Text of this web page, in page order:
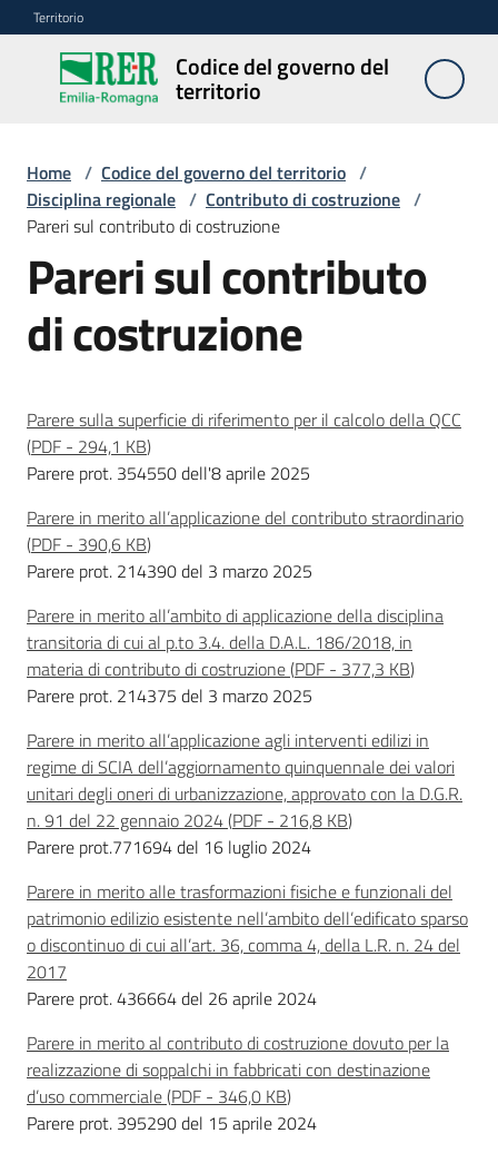
Vai al contenuto
Vai alla navigazione
Vai al footer
Territorio
Codice del governo del
territorio
Codice
del
del
territorio
Modulistica
edilizia
l
c
o
l
a
t
r
e
d
e
c
o
n
t
r
i
b
u
t
o
i
c
o
s
Home / Codice del governo del territorio /
Disciplina regionale / Contributo di costruzione /
Pareri sul contributo di costruzione
Pareri sul contributo
di costruzione
Parere sulla superficie di riferimento per il calcolo della QCC
(PDF - 294,1 KB)
Parere prot. 354550 dell'8 aprile 2025
Parere in merito all’applicazione del contributo straordinario
(PDF - 390,6 KB)
Parere prot. 214390 del 3 marzo 2025
Parere in merito all’ambito di applicazione della disciplina
transitoria di cui al p.to 3.4. della D.A.L. 186/2018, in
materia di contributo di costruzione(PDF - 377,3 KB)
Parere prot. 214375 del 3 marzo 2025
Parere in merito all’applicazione agli interventi edilizi in
regime di SCIA dell’aggiornamento quinquennale dei valori
unitari degli oneri di urbanizzazione, approvato con la D.G.R.
n. 91 del 22 gennaio 2024(PDF - 216,8 KB)
Parere prot.771694 del 16 luglio 2024
Parere in merito alle trasformazioni fisiche e funzionali del
patrimonio edilizio esistente nell’ambito dell’edificato sparso
o discontinuo di cui all’art. 36, comma 4, della L.R. n. 24 del
2017
Parere prot. 436664 del 26 aprile 2024
Parere in merito al contributo di costruzione dovuto per la
realizzazione di soppalchi in fabbricati con destinazione
d’uso commerciale(PDF - 346,0 KB)
Parere prot. 395290 del 15 aprile 2024